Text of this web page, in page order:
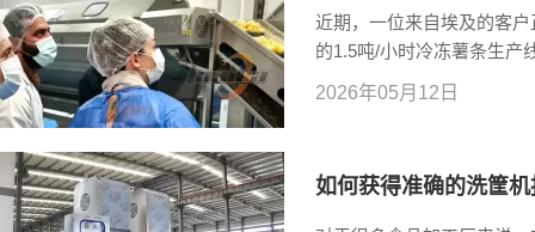
近期，一位来自埃及的客
的1.5吨/小时冷冻薯条生产
对波浪薯条切割效果、设
产出的波浪薯条外观整齐
2026年05月12日
如何获得准确的洗筐